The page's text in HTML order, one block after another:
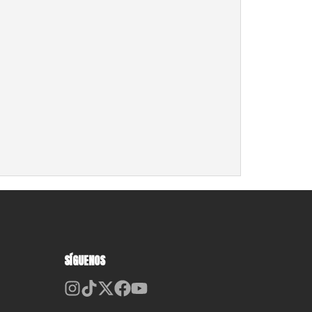
SÍGUENOS